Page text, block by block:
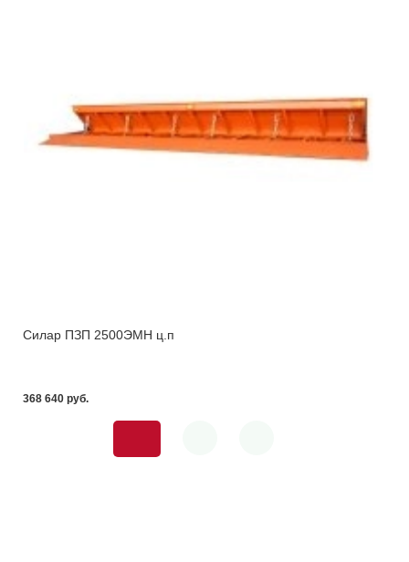
Силар ПЗП 2500ЭМН ц.п
368 640 pуб.